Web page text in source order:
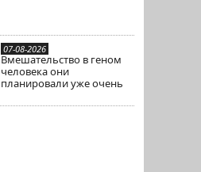
07-08-2026
Вмешательство в геном
человека они
планировали уже очень